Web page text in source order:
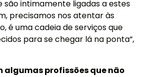
são intimamente ligadas a estes
precisamos nos atentar às
é uma cadeia de serviços que
para se chegar lá na ponta”,
algumas profissões que não